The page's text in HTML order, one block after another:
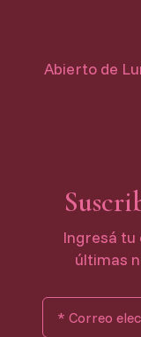
Abierto de
Ingresá
últimas